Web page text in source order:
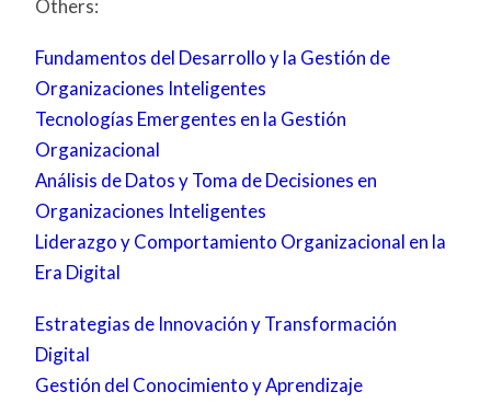
Others:
Fundamentos del Desarrollo y la Gestión de
Organizaciones Inteligentes
Tecnologías Emergentes en la Gestión
Organizacional
Análisis de Datos y Toma de Decisiones en
Organizaciones Inteligentes
Liderazgo y Comportamiento Organizacional en la
Era Digital
Estrategias de Innovación y Transformación
Digital
Gestión del Conocimiento y Aprendizaje